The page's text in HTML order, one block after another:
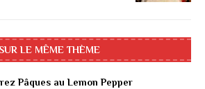
SUR LE MÊME THÈME
Pâques au Lemon Pepper